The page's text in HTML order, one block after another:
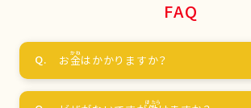
FAQ
お金はかかりますか？